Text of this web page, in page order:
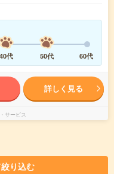
40代 50代 60代
詳しく見る
サービス
り込む